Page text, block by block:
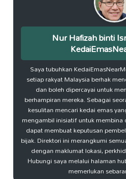
Nur Hafizah binti
Saya tubuhkan
setiap rakyat Malaysia berhak
dan boleh dipercayai untuk
berhampiran mereka. Sebagai
kesulitan mencari kedai emas
mengambil inisiatif untuk
dapat membuat keputusan
bijak. Direktori ini merangkumi
dengan maklumat lokasi,
Hubungi saya melalui halaman
memerlukan